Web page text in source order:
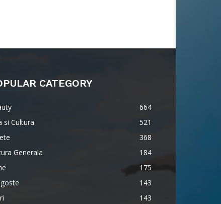
CATEGORY
664
si Cultura
521
368
Generala
184
175
143
143